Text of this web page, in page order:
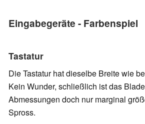
Eingabegeräte - Farbenspiel
Tastatur
Die Tastatur hat dieselbe Breite wie
Kein Wunder, schließlich ist das
Abmessungen doch nur marginal
Spross.